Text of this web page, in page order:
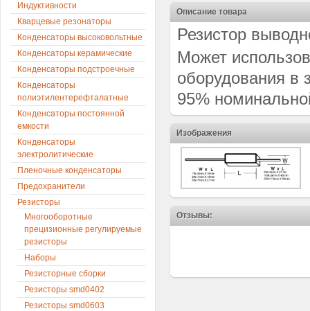
Описание товара
Резистор
Может
оборудования в
95%
Изображения
Отзывы:
Индуктивности
Кварцевые резонаторы
Конденсаторы высоковольтные
Конденсаторы керамические
Конденсаторы подстроечные
Конденсаторы
полиэтилентерефталатные
Конденсаторы постоянной
емкости
Конденсаторы
электролитические
Пленочные конденсаторы
Предохранители
Резисторы
Многооборотные
прецизионные регулируемые
резисторы
Наборы
Резисторные сборки
Резисторы smd0402
Резисторы smd0603